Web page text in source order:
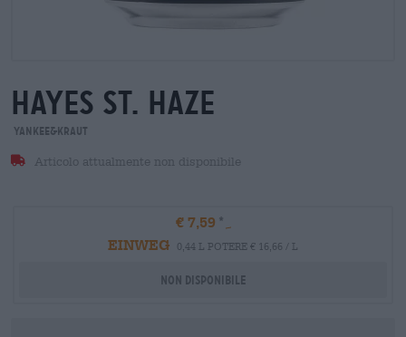
hayes st. haze
Yankee&Kraut
Articolo attualmente non disponibile
€ 7,59
EINWEG
0,44 L POTERE € 16,66 / L
Non disponibile